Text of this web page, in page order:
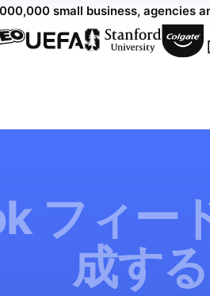
small business, agencies
フィー
成する